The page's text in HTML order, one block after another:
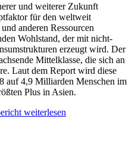
und weiterer Zukunft
für den weltweit
anderen Ressourcen
Wohlstand, der mit nicht-
erzeugt wird. Der
Mittelklasse, die sich an
Laut dem Report wird diese
auf 4,9 Milliarden Menschen im
Plus in Asien.
weiterlesen